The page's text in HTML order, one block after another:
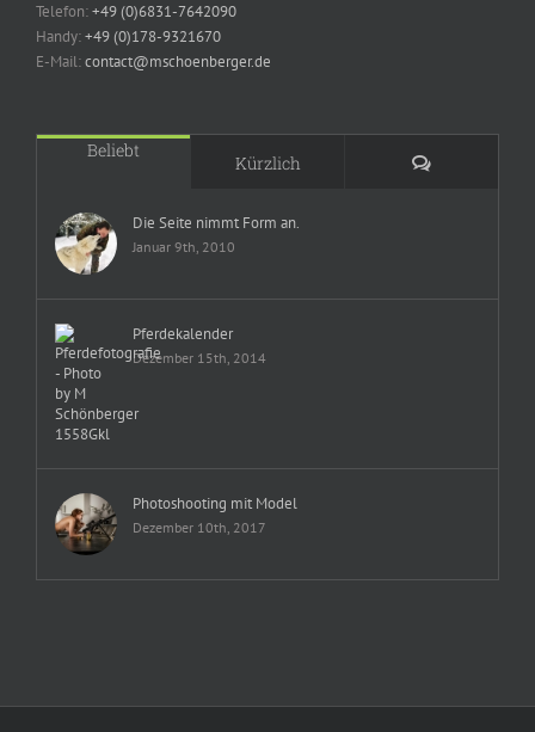
Telefon:+49 (0)6831-7642090
Handy:+49 (0)178-9321670
E-Mail:contact@mschoenberger.de
Beliebt
Kürzlich Kommentare
Die Seite nimmt Form an.
Januar 9th, 2010
Pferdekalender
Dezember 15th, 2014
Photoshooting mit Model
Dezember 10th, 2017